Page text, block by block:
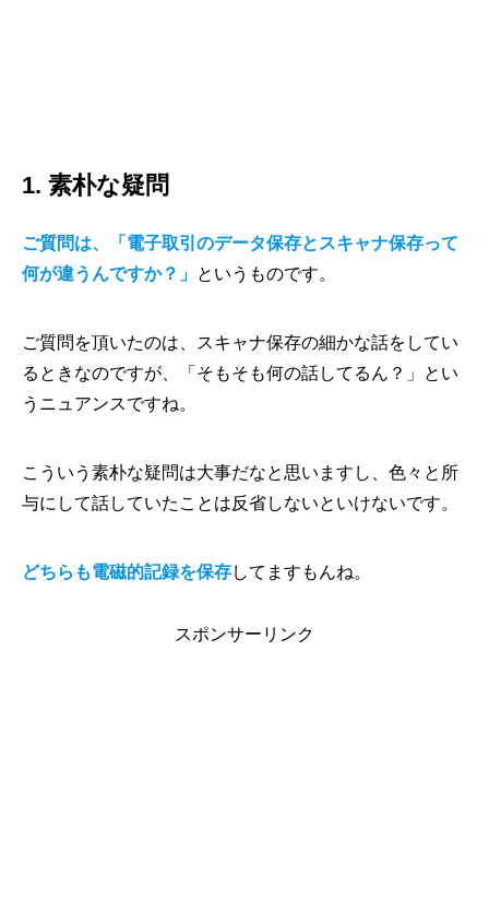
1. 素朴な疑問
ご質問は、「電子取引のデータ保存とスキャナ保存って
何が違うんですか？」 というものです。
ご質問を頂いたのは、スキャナ保存の細かな話をしてい
るときなのですが、「そもそも何の話してるん？」とい
うニュアンスですね。
こういう素朴な疑問は大事だなと思いますし、色々と所
与にして話していたことは反省しないといけないです。
どちらも電磁的記録を保存してますもんね。
スポンサーリンク